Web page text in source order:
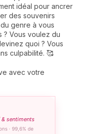
idéal pour ancrer
des souvenirs
genre à vous
? Vous voulez du
quoi ? Vous
culpabilité. 🥰
avec votre
sentiments
· 99,6% de